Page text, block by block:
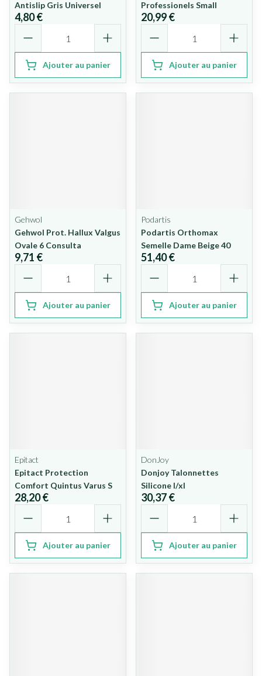
Antislip Gris Universel
4,80 €
Ajouter au panier
Professionels Small
20,99 €
Ajouter au panier
Gehwol
Gehwol Prot. Hallux Valgus
Ovale 6 Consulta
9,71 €
Ajouter au panier
Podartis
Podartis Orthomax
Semelle Dame Beige 40
51,40 €
Ajouter au panier
Epitact
Epitact Protection
Comfort Quintus Varus S
28,20 €
Ajouter au panier
DonJoy
Donjoy Talonnettes
Silicone l/xl
30,37 €
Ajouter au panier